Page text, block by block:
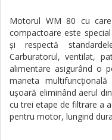
Motorul WM 80 cu care
compactoare este
și respectă
Carburatorul, ventilat,
alimentare asigurând o
maneta
ușoară eliminând aerul
cu trei etape de filtrare a
pentru motor, lungind